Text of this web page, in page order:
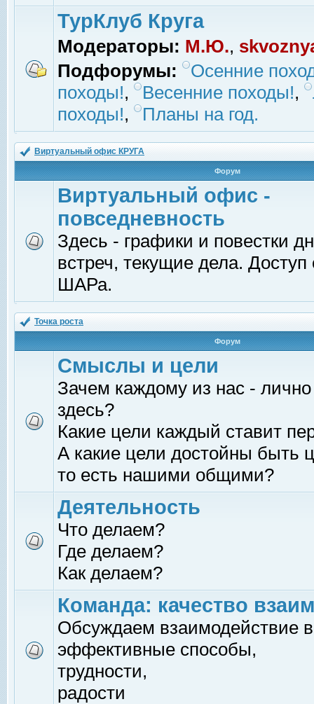
ТурКлуб Круга
Модераторы: М.Ю.,
Подфорумы:
Осенние
походы!, Весенние походы!,
походы!, Планы на год.
Виртуальный офис КРУГА
Форум
Виртуальный офис -
повседневность
Здесь - графики и повестки
встреч, текущие дела.
ШАРа.
Точка роста
Форум
Смыслы и цели
Зачем каждому из нас -
здесь?
Какие цели каждый ставит
А какие цели достойны быть
то есть нашими общими?
Деятельность
Что делаем?
Где делаем?
Как делаем?
Команда: качество
Обсуждаем взаимодействие
эффективные способы,
трудности,
радости